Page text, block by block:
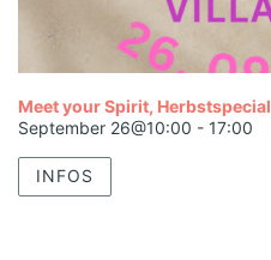
Meet your Spirit, Herbstspecial
September 26@10:00 - 17:00
INFOS